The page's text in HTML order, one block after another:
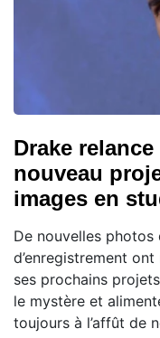
Drake
nouveau
images en
De nouvelles photos
d’enregistrement
ses prochains
le mystère et
toujours à l’affût de